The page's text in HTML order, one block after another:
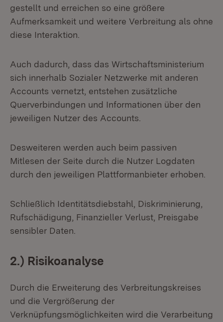
gestellt und erreichen so eine größere
Aufmerksamkeit und weitere Verbreitung als ohne
diese Interaktion.
Auch dadurch, dass das Wirtschaftsministerium
sich innerhalb Sozialer Netzwerke mit anderen
Accounts vernetzt, entstehen zusätzliche
Querverbindungen und Informationen über den
jeweiligen Nutzer des Accounts.
Desweiteren werden auch beim passiven
Mitlesen der Seite durch die Nutzer Logdaten
durch den jeweiligen Plattformanbieter erhoben.
Schließlich Identitätsdiebstahl, Diskriminierung,
Rufschädigung, Finanzieller Verlust, Preisgabe
sensibler Daten.
2.) Risikoanalyse
Durch die Erweiterung des Verbreitungskreises
und die Vergrößerung der
Verknüpfungsmöglichkeiten wird die Verarbeitung